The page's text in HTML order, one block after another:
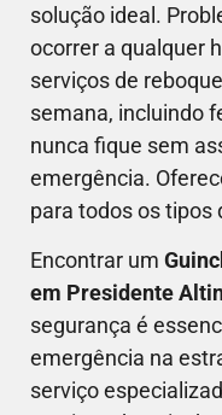
solução ideal.
ocorrer a qualquer
serviços de
semana, incluindo
nunca fique sem
emergência.
para todos os tipos
Encontrar um
em Presidente
segurança é
emergência na
serviço